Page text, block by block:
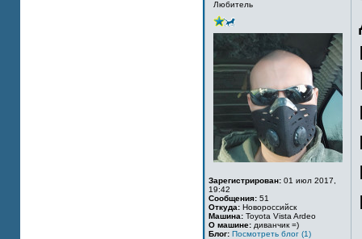
Любитель
Зарегистрирован: 01 июл 2017,
19:42
Сообщения: 51
Откуда: Новороссийск
Машина: Toyota Vista Ardeo
О машине: диванчик =)
Блог: Посмотреть блог (1)